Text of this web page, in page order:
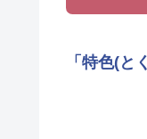
「特色(と